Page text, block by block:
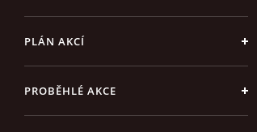
PLÁN AKCÍ
PROBĚHLÉ AKCE